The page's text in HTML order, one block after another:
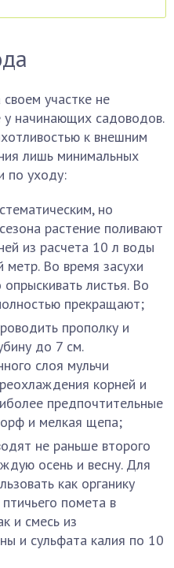
участке не
начинающих садоводов.
к внешним
лишь минимальных
по уходу:
но
растение поливают
из расчета 10 л воды
Во время засухи
листья. Во
прекращают;
прополку и
до 7 см.
слоя мульчи
корней и
предпочтительные
и мелкая щепа;
не раньше второго
осень и весну. Для
как органику
помета в
и смесь из
и сульфата калия по 10